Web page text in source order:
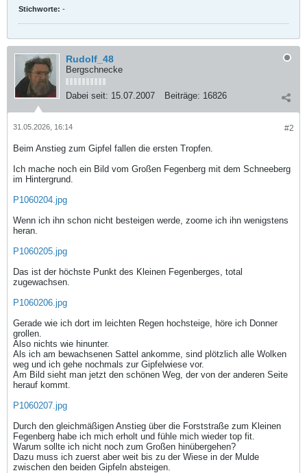
Stichworte: -
Rudolf_48
Bergschnecke
Dabei seit: 15.07.2007 Beiträge: 16826
#2
31.05.2026, 16:14
Beim Anstieg zum Gipfel fallen die ersten Tropfen.
Ich mache noch ein Bild vom Großen Fegenberg mit dem Schneeberg
im Hintergrund.
P1060204.jpg
Wenn ich ihn schon nicht besteigen werde, zoome ich ihn wenigstens
heran.
P1060205.jpg
Das ist der höchste Punkt des Kleinen Fegenberges, total
zugewachsen.
P1060206.jpg
Gerade wie ich dort im leichten Regen hochsteige, höre ich Donner
grollen.
Also nichts wie hinunter.
Als ich am bewachsenen Sattel ankomme, sind plötzlich alle Wolken
weg und ich gehe nochmals zur Gipfelwiese vor.
Am Bild sieht man jetzt den schönen Weg, der von der anderen Seite
herauf kommt.
P1060207.jpg
Durch den gleichmäßigen Anstieg über die Forststraße zum Kleinen
Fegenberg habe ich mich erholt und fühle mich wieder top fit.
Warum sollte ich nicht noch zum Großen hinübergehen?
Dazu muss ich zuerst aber weit bis zu der Wiese in der Mulde
zwischen den beiden Gipfeln absteigen.